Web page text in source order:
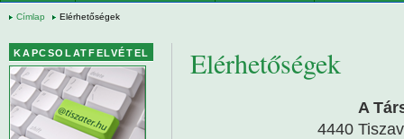
Címlap Elérhetőségek
Elérhetőségek
A
4440
KAPCSOLATFELVÉTEL